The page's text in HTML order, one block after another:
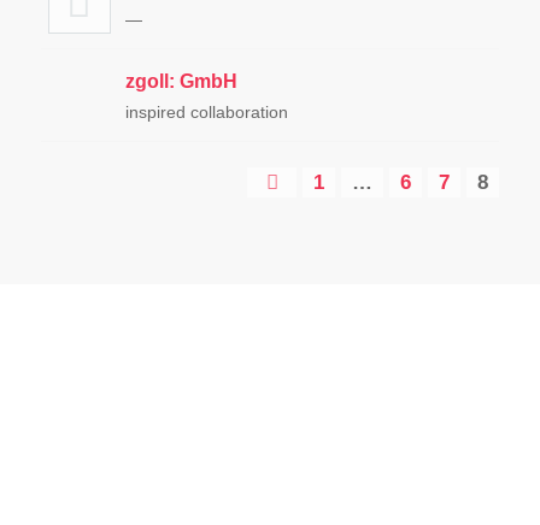
—
zgoll: GmbH
inspired collaboration
1 … 6 7 8